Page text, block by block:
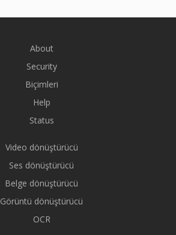
About
Security
Biçimleri
Help
Status
Video dönüştürücü
Ses dönüştürücü
Belge dönüştürücü
Görüntü dönüştürücü
OCR